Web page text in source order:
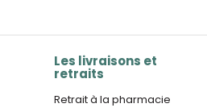
Les livraisons et
retraits
Retrait à la pharmacie